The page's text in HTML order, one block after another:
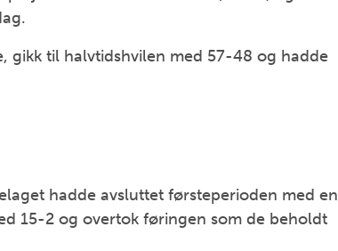
gikk til halvtidshvilen med 57-48 og hadde
hadde avsluttet førsteperioden med en
15-2 og overtok føringen som de beholdt